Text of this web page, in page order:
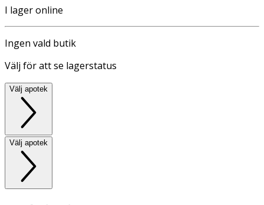
I lager online
Ingen vald butik
Välj för att se lagerstatus
Välj apotek
Välj apotek